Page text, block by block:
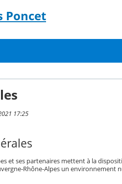
Poncet
17:25
et ses partenaires mettent à la
Rhône-Alpes un environnement